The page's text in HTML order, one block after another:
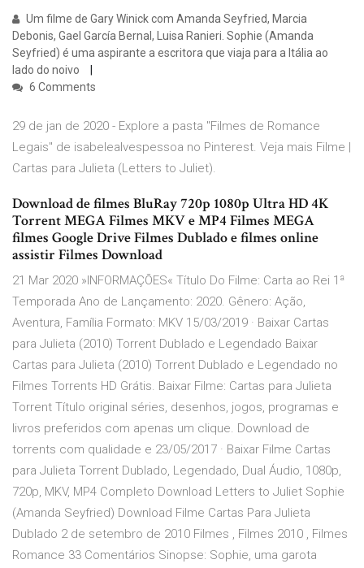
Um filme de Gary Winick com Amanda Seyfried, Marcia
Debonis, Gael García Bernal, Luisa Ranieri. Sophie (Amanda
Seyfried) é uma aspirante a escritora que viaja para a Itália ao
lado do noivo
6 Comments
29 de jan de 2020 - Explore a pasta "Filmes de Romance
Legais" de isabelealvespessoa no Pinterest. Veja mais Filme |
Cartas para Julieta (Letters to Juliet).
Download de filmes BluRay 720p 1080p Ultra HD 4K
Torrent MEGA Filmes MKV e MP4 Filmes MEGA
filmes Google Drive Filmes Dublado e filmes online
assistir Filmes Download
21 Mar 2020 »INFORMAÇÕES« Título Do Filme: Carta ao Rei 1ª
Temporada Ano de Lançamento: 2020. Gênero: Ação,
Aventura, Família Formato: MKV 15/03/2019 · Baixar Cartas
para Julieta (2010) Torrent Dublado e Legendado Baixar
Cartas para Julieta (2010) Torrent Dublado e Legendado no
Filmes Torrents HD Grátis. Baixar Filme: Cartas para Julieta
Torrent Título original séries, desenhos, jogos, programas e
livros preferidos com apenas um clique. Download de
torrents com qualidade e 23/05/2017 · Baixar Filme Cartas
para Julieta Torrent Dublado, Legendado, Dual Áudio, 1080p,
720p, MKV, MP4 Completo Download Letters to Juliet Sophie
(Amanda Seyfried) Download Filme Cartas Para Julieta
Dublado 2 de setembro de 2010 Filmes , Filmes 2010 , Filmes
Romance 33 Comentários Sinopse: Sophie, uma garota